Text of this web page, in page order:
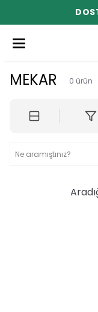
MEKAR 0 ürün